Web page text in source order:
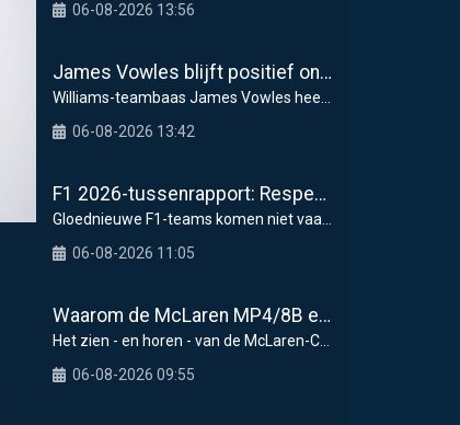
06-08-2026 13:56
James Vowles blijft positief ondanks moeizame start Williams 2026
06-08-2026 13:42
F1 2026-tussenrapport: Respectabele start voor Cadillac
06-08-2026 11:05
Waarom de McLaren MP4/8B een keerpunt had kunnen zijn voor de F1
06-08-2026 09:55